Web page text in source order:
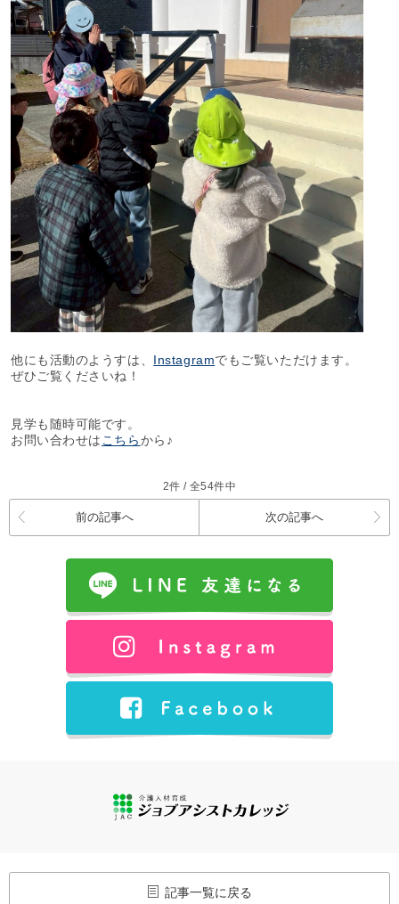
他にも活動のようすは、 Instagramでもご覧いただけます。
ぜひご覧くださいね！
見学も随時可能です。
お問い合わせは こちらから♪
2件 / 全54件中
前の記事へ 次の記事へ
記事一覧に戻る